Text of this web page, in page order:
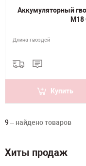
Аккумуляторный
M18
Длина гвоздей
Купить
9– найдено товаров
Хиты продаж